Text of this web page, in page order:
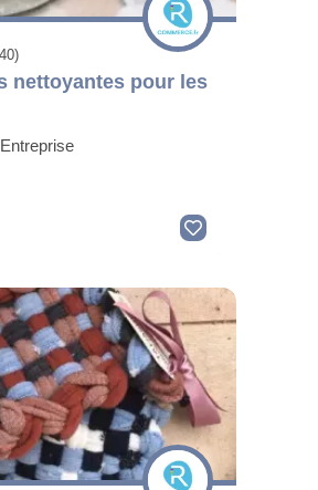
nettoyantes pour les